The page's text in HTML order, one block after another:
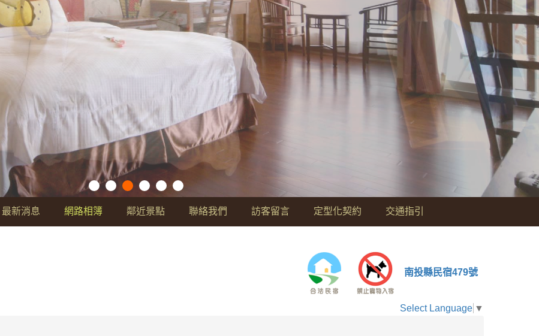
最新消息 網路相簿 鄰近景點 聯絡我們 訪客留言 定型化契約 交通指引
南投縣民宿479號
Select Language ▼